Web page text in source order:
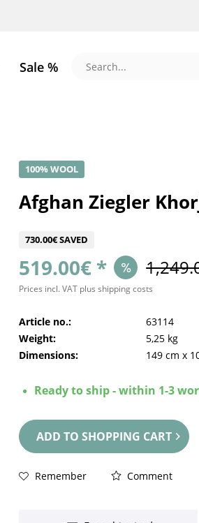
Sale %
100% WOOL
Afghan Ziegler
730.00€ SAVED
519.00€ *
Prices incl. VAT plus shipping costs
Article no.:
63114
Weight:
5,25 kg
Dimensions:
149 cm x
Ready to ship - within 1-3
ADD TO SHOPPING CART
Remember Comment